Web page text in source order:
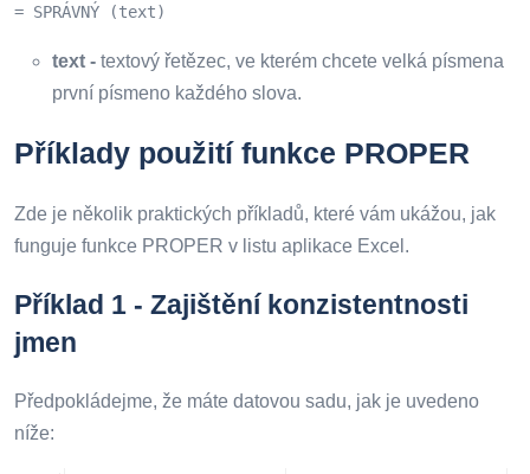
= SPRÁVNÝ (text)
text - textový řetězec, ve kterém chcete velká písmena
první písmeno každého slova.
Příklady použití funkce PROPER
Zde je několik praktických příkladů, které vám ukážou, jak
funguje funkce PROPER v listu aplikace Excel.
Příklad 1 - Zajištění konzistentnosti
jmen
Předpokládejme, že máte datovou sadu, jak je uvedeno
níže: